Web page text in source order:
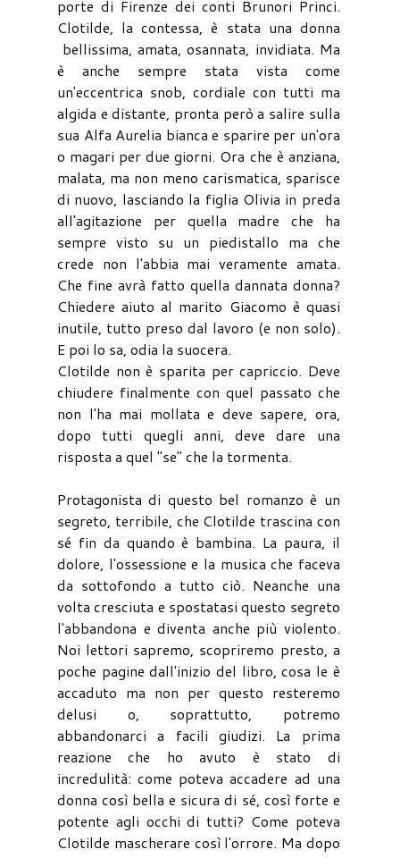
porte di Firenze dei conti Brunori Princi.
Clotilde, la contessa, è stata una donna
bellissima, amata, osannata, invidiata. Ma
è anche sempre stata vista come
un'eccentrica snob, cordiale con tutti ma
algida e distante, pronta però a salire sulla
sua Alfa Aurelia bianca e sparire per un'ora
o magari per due giorni. Ora che è anziana,
malata, ma non meno carismatica, sparisce
di nuovo, lasciando la figlia Olivia in preda
all'agitazione per quella madre che ha
sempre visto su un piedistallo ma che
crede non l'abbia mai veramente amata.
Che fine avrà fatto quella dannata donna?
Chiedere aiuto al marito Giacomo è quasi
inutile, tutto preso dal lavoro (e non solo).
E poi lo sa, odia la suocera.
Clotilde non è sparita per capriccio. Deve
chiudere finalmente con quel passato che
non l'ha mai mollata e deve sapere, ora,
dopo tutti quegli anni, deve dare una
risposta a quel "se" che la tormenta.
Protagonista di questo bel romanzo è un
segreto, terribile, che Clotilde trascina con
sé fin da quando è bambina. La paura, il
dolore, l'ossessione e la musica che faceva
da sottofondo a tutto ciò. Neanche una
volta cresciuta e spostatasi questo segreto
l'abbandona e diventa anche più violento.
Noi lettori sapremo, scopriremo presto, a
poche pagine dall'inizio del libro, cosa le è
accaduto ma non per questo resteremo
delusi o, soprattutto, potremo
abbandonarci a facili giudizi. La prima
reazione che ho avuto è stato di
incredulità: come poteva accadere ad una
donna così bella e sicura di sé, così forte e
potente agli occhi di tutti? Come poteva
Clotilde mascherare così l'orrore. Ma dopo